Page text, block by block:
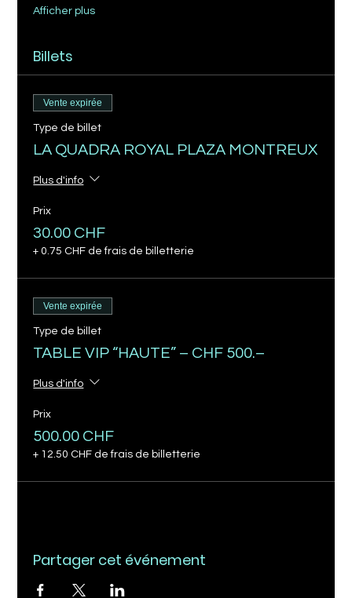
Afficher plus
Billets
Vente expirée
Type de billet
LA QUADRA ROYAL PLAZA MONTREUX
Plus d'info
Prix
30.00 CHF
+ 0.75 CHF de frais de billetterie
Vente expirée
Type de billet
TABLE VIP “HAUTE” – CHF 500.–
Plus d'info
Prix
500.00 CHF
+ 12.50 CHF de frais de billetterie
Partager cet événement